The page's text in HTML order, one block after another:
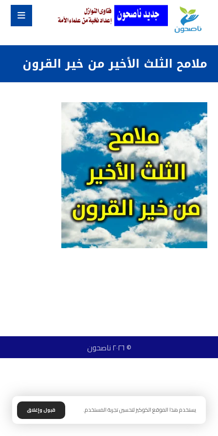
ملامح الثلث الأخير من خير القرون
© ٢٠٢٦ ناصحون
يستخدم هذا الموقع الكوكيز لتحسين تجربة المستخدم. قبول وإغلاق